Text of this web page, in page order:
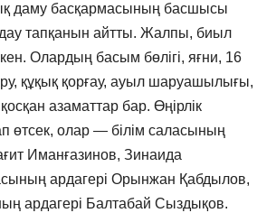
даму басқармасының басшысы
тапқанын айтты. Жалпы, биыл
Олардың басым бөлігі, яғни, 16
құқық қорғау, ауыл шаруашылығы,
азаматтар бар. Өңірлік
өтсек, олар — білім саласының
Иманғазинов, Зинаида
ардагері Орынжан Қабдылов,
ардагері Балтабай Сыздықов.